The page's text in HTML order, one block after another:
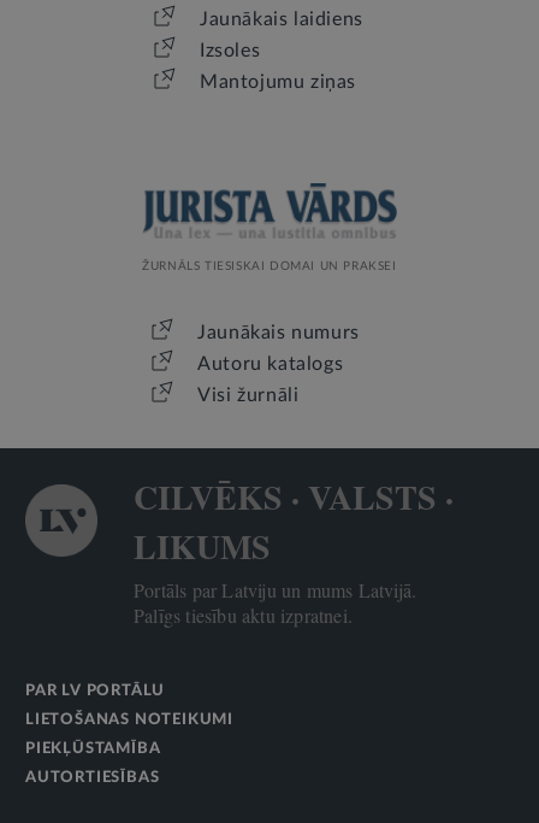
Jaunākais laidiens
Izsoles
Mantojumu ziņas
ŽURNĀLS TIESISKAI DOMAI UN PRAKSEI
Jaunākais numurs
Autoru katalogs
Visi žurnāli
CILVĒKS · VALSTS ·
LIKUMS
Portāls par Latviju un mums Latvijā.
Palīgs tiesību aktu izpratnei.
PAR LV PORTĀLU
LIETOŠANAS NOTEIKUMI
PIEKĻŪSTAMĪBA
AUTORTIESĪBAS